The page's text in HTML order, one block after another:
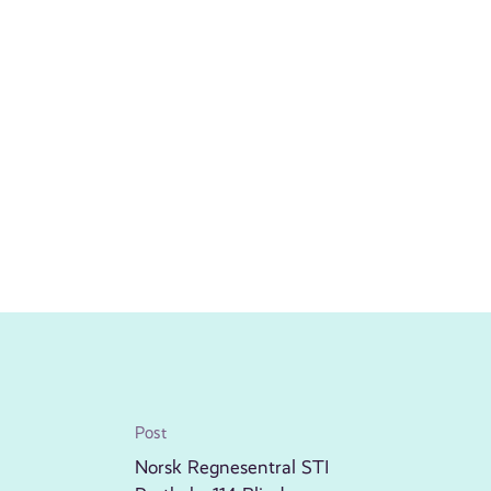
Post
Norsk Regnesentral STI